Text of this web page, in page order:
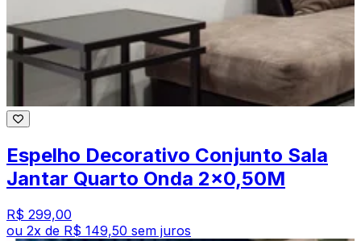
Espelho Decorativo Conjunto Sala
Jantar Quarto Onda 2x0,50M
R$ 299,00
ou 2x de R$ 149,50 sem juros